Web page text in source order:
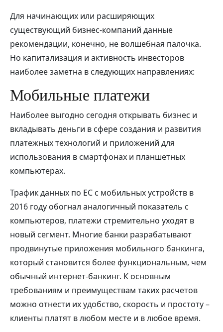
Для начинающих или расширяющих
существующий бизнес-компаний данные
рекомендации, конечно, не волшебная палочка.
Но капитализация и активность инвесторов
наиболее заметна в следующих направлениях:
Мобильные платежи
Наиболее выгодно сегодня открывать бизнес и
вкладывать деньги в сфере создания и развития
платежных технологий и приложений для
использования в смартфонах и планшетных
компьютерах.
Трафик данных по ЕС с мобильных устройств в
2016 году обогнал аналогичный показатель с
компьютеров, платежи стремительно уходят в
новый сегмент. Многие банки разрабатывают
продвинутые приложения мобильного банкинга,
который становится более функциональным, чем
обычный интернет-банкинг. К основным
требованиям и преимуществам таких расчетов
можно отнести их удобство, скорость и простоту –
клиенты платят в любом месте и в любое время.